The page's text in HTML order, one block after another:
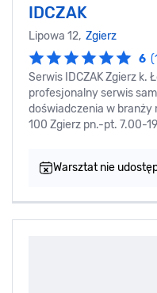
IDCZAK
Lipowa 12, Zgierz
6
Serwis IDCZAK Zgierz k.
profesjonalny serwis
doświadczenia w branży
100 Zgierz pn.-pt. 7.00-
Warsztat nie